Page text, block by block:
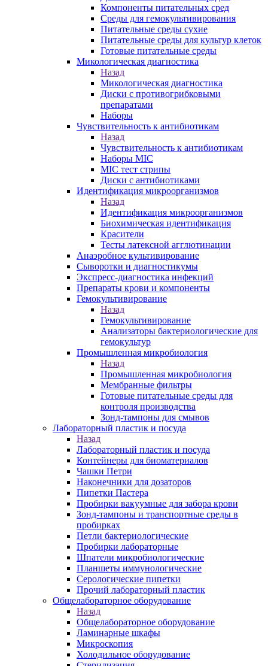
Компоненты питательных сред
Среды для гемокультивирования
Питательные среды сухие
Питательные среды для культур клеток
Готовые питательные среды
Микологическая диагностика
Назад
Микологическая диагностика
Диски с противогрибковыми
препаратами
Наборы
Чувствительность к антибиотикам
Назад
Чувствительность к антибиотикам
Наборы MIC
MIC тест стрипы
Диски с антибиотиками
Идентификация микроорганизмов
Назад
Идентификация микроорганизмов
Биохимическая идентификация
Красители
Тесты латексной агглютинации
Анаэробное культивирование
Сыворотки и диагностикумы
Экспресс-диагностика инфекций
Препараты крови и компоненты
Гемокультивирование
Назад
Гемокультивирование
Анализаторы бактериологические для
гемокультур
Промышленная микробиология
Назад
Промышленная микробиология
Мембранные фильтры
Готовые питательные среды для
контроля производства
Зонд-тампоны для смывов
Лабораторный пластик и посуда
Назад
Лабораторный пластик и посуда
Контейнеры для биоматериалов
Чашки Петри
Наконечники для дозаторов
Пипетки Пастера
Пробирки вакуумные для забора крови
Зонд-тампоны и транспортные среды в
пробирках
Петли бактериологические
Пробирки лабораторные
Шпатели микробиологические
Планшеты иммунологические
Серологические пипетки
Прочий лабораторный пластик
Общелабораторное оборудование
Назад
Общелабораторное оборудование
Ламинарные шкафы
Микроскопия
Холодильное оборудование